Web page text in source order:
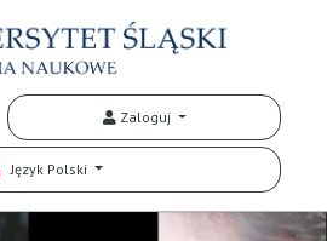
Zaloguj
Język Polski